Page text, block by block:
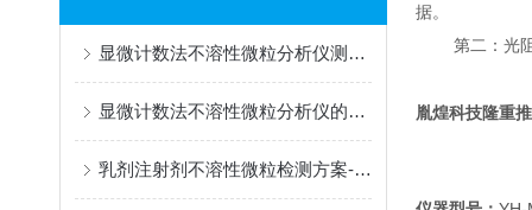
显微计数法不溶性微粒分析仪测试结果异常或不准确怎么办？
显微计数法不溶性微粒分析仪的相关知识点介绍
乳剂注射剂不溶性微粒检测方案-显微计数法!【案例分享】
据。
第二：光
胤煌科技隆重